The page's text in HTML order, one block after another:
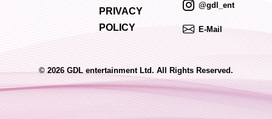
PRIVACY
POLICY
@gdl_ent
E-Mail
© 2026 GDL entertainment Ltd. All Rights Reserved.